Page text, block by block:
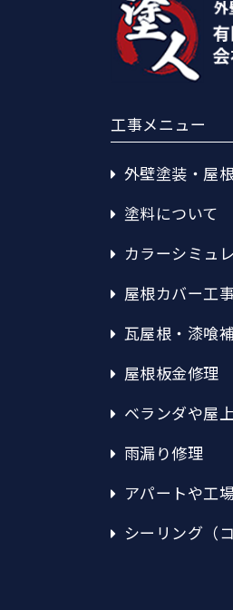
工事メニュー
外壁塗装・屋
塗料について
カラーシミュ
屋根カバー工
瓦屋根・漆喰
屋根板金修理
ベランダや屋
雨漏り修理
アパートや工
シーリング（